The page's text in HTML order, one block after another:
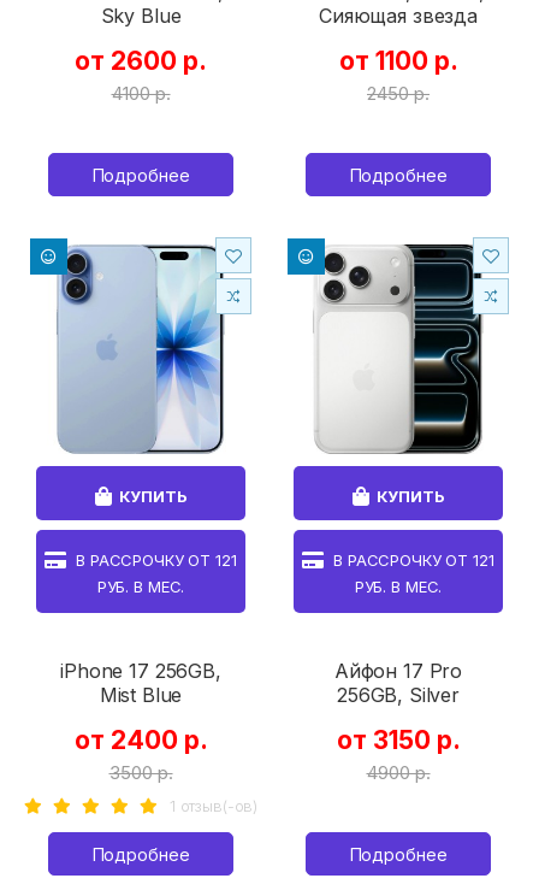
Sky Blue
от 2600 р.
4100 р.
Подробнее
Сияющая звезда
от 1100 р.
2450 р.
Подробнее
КУПИТЬ
В РАССРОЧКУ ОТ121
РУБ. В МЕС.
iPhone 17 256GB,
Mist Blue
от 2400 р.
3500 р.
1 отзыв(-ов)
Подробнее
КУПИТЬ
В РАССРОЧКУ ОТ121
РУБ. В МЕС.
Айфон 17 Pro
256GB, Silver
от 3150 р.
4900 р.
Подробнее